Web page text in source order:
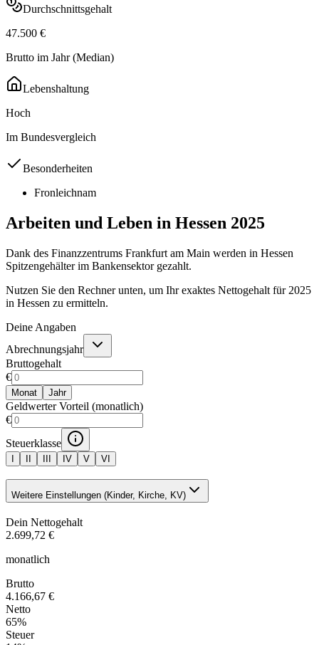
Durchschnittsgehalt
47.500 €
Brutto im Jahr (Median)
Lebenshaltung
Hoch
Im Bundesvergleich
Besonderheiten
Fronleichnam
Arbeiten und Leben in Hessen 2025
Dank des Finanzzentrums Frankfurt am Main werden in Hessen
Spitzengehälter im Bankensektor gezahlt.
Nutzen Sie den Rechner unten, um Ihr exaktes Nettogehalt für 2025
in Hessen zu ermitteln.
Deine Angaben
Abrechnungsjahr
Bruttogehalt
€
Monat Jahr
Geldwerter Vorteil (monatlich)
€
Steuerklasse
I II III IV V VI
Weitere Einstellungen (Kinder, Kirche, KV)
Dein Nettogehalt
2.699,72 €
monatlich
Brutto
4.166,67 €
Netto
65%
Steuer